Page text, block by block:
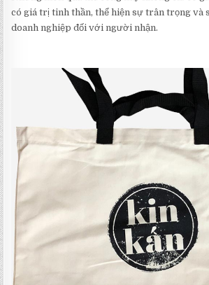
có giá trị tinh thần, thể hiện sự trân trọng và
doanh nghiệp đối với người nhận.